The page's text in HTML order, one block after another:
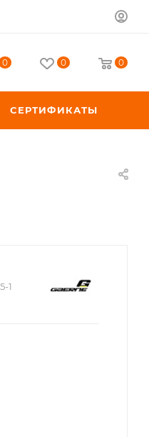
0 0 0
СЕРТИФИКАТЫ
1